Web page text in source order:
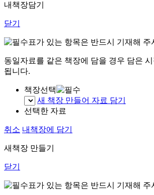
내책장담기
닫기
표가 있는 항목은 반드시 기재해 주
동일자료를 같은 책장에 담을 경우 담은
됩니다.
책장선택
새 책장 만들어 자료 담기
선택한 자료
취소 내책장에 담기
새책장 만들기
닫기
표가 있는 항목은 반드시 기재해 주